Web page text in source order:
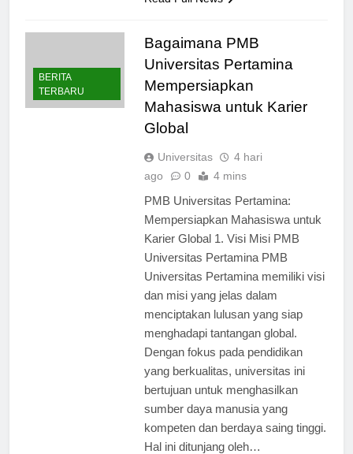
BERITA
Bagaimana PMB
Universitas Pertamina
Mempersiapkan
Mahasiswa untuk Karier
Universitas
4 hari
PMB Universitas Pertamina:
Mempersiapkan Mahasiswa untuk
Karier Global 1. Visi Misi PMB
Universitas Pertamina PMB
Universitas Pertamina memiliki visi
dan misi yang jelas dalam
menciptakan lulusan yang siap
menghadapi tantangan global.
Dengan fokus pada pendidikan
yang berkualitas, universitas ini
bertujuan untuk menghasilkan
sumber daya manusia yang
kompeten dan berdaya saing tinggi.